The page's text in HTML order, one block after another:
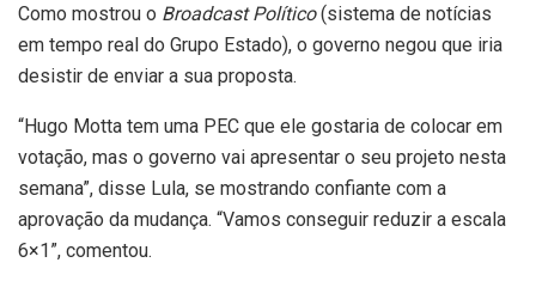
Como mostrou o Broadcast Político(sistema de notícias
em tempo real do Grupo Estado), o governo negou que iria
desistir de enviar a sua proposta.
“Hugo Motta tem uma PEC que ele gostaria de colocar em
votação, mas o governo vai apresentar o seu projeto nesta
semana”, disse Lula, se mostrando confiante com a
aprovação da mudança. “Vamos conseguir reduzir a escala
6×1”, comentou.